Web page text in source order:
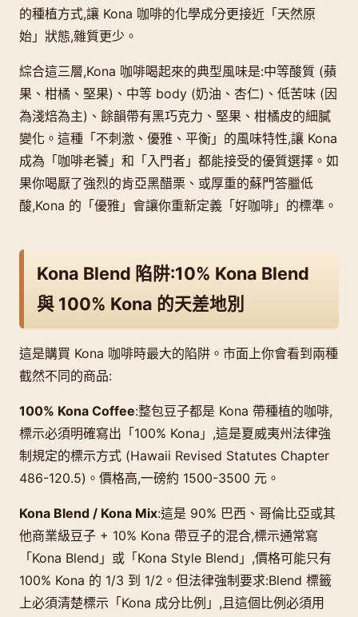
的種植方式,讓 Kona 咖啡的化學成分更接近「天然原
始」狀態,雜質更少。
綜合這三層,Kona 咖啡喝起來的典型風味是:中等酸質 (蘋
果、柑橘、堅果)、中等 body (奶油、杏仁)、低苦味 (因
為淺焙為主)、餘韻帶有黑巧克力、堅果、柑橘皮的細膩
變化。這種「不刺激、優雅、平衡」的風味特性,讓 Kona
成為「咖啡老饕」和「入門者」都能接受的優質選擇。如
果你喝厭了強烈的肯亞黑醋栗、或厚重的蘇門答臘低
酸,Kona 的「優雅」會讓你重新定義「好咖啡」的標準。
Kona Blend 陷阱:10% Kona Blend
與 100% Kona 的天差地別
這是購買 Kona 咖啡時最大的陷阱。市面上你會看到兩種
截然不同的商品:
100% Kona Coffee:整包豆子都是 Kona 帶種植的咖啡,
標示必須明確寫出「100% Kona」,這是夏威夷州法律強
制規定的標示方式 (Hawaii Revised Statutes Chapter
486-120.5)。價格高,一磅約 1500-3500 元。
Kona Blend / Kona Mix:這是 90% 巴西、哥倫比亞或其
他商業級豆子 + 10% Kona 帶豆子的混合,標示通常寫
「Kona Blend」或「Kona Style Blend」,價格可能只有
100% Kona 的 1/3 到 1/2。但法律強制要求:Blend 標籤
上必須清楚標示「Kona 成分比例」,且這個比例必須用